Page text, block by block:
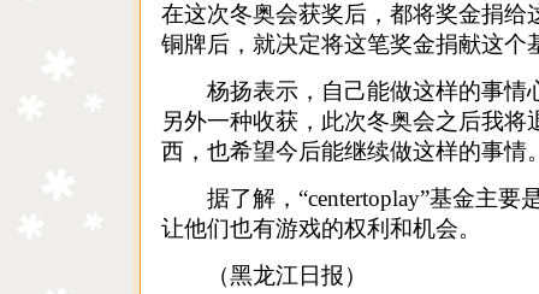
在这次冬奥会获奖后，都将奖金捐给
铜牌后，就决定将这笔奖金捐献这个
杨扬表示，自己能做这样的事情
另外一种收获，此次冬奥会之后我将
西，也希望今后能继续做这样的事情
据了解，“centertoplay”基金主要
让他们也有游戏的权利和机会。
（黑龙江日报）